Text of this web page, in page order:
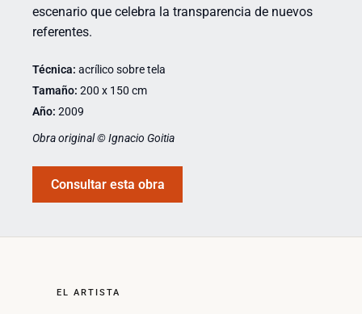
escenario que celebra la transparencia de nuevos
referentes.
Técnica: acrílico sobre tela
Tamaño: 200 x 150 cm
Año: 2009
Obra original © Ignacio Goitia
Consultar esta obra
EL ARTISTA